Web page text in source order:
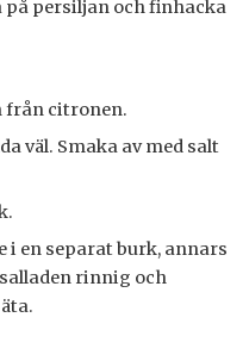
på persiljan och finhacka
från citronen.
väl. Smaka av med salt
i en separat burk, annars
rinnig och